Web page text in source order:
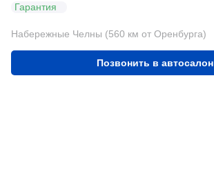
Гарантия
Набережные Челны (560 км от Оренбурга)
Позвонить в автосалон